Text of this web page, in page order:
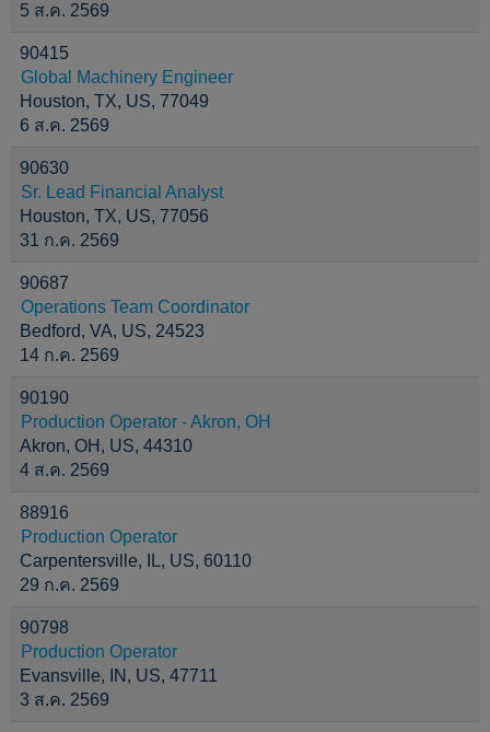
5 ส.ค. 2569
90415
Global Machinery Engineer
Houston, TX, US, 77049
6 ส.ค. 2569
90630
Sr. Lead Financial Analyst
Houston, TX, US, 77056
31 ก.ค. 2569
90687
Operations Team Coordinator
Bedford, VA, US, 24523
14 ก.ค. 2569
90190
Production Operator - Akron, OH
Akron, OH, US, 44310
4 ส.ค. 2569
88916
Production Operator
Carpentersville, IL, US, 60110
29 ก.ค. 2569
90798
Production Operator
Evansville, IN, US, 47711
3 ส.ค. 2569